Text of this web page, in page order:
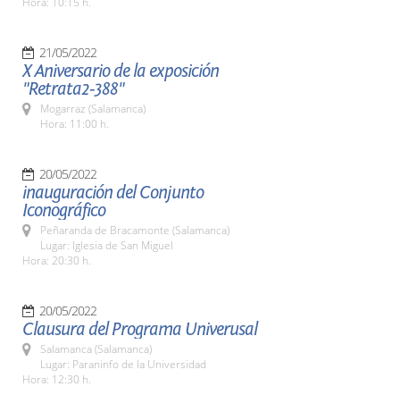
21/05/2022
X Aniversario de la exposición
"Retrata2-388"
Mogarraz (Salamanca)
Hora: 11:00 h.
20/05/2022
inauguración del Conjunto
Iconográfico
Peñaranda de Bracamonte (Salamanca)
Lugar: Iglesia de San Miguel
Hora: 20:30 h.
20/05/2022
Clausura del Programa Univerusal
Salamanca (Salamanca)
Lugar: Paraninfo de la Universidad
Hora: 12:30 h.